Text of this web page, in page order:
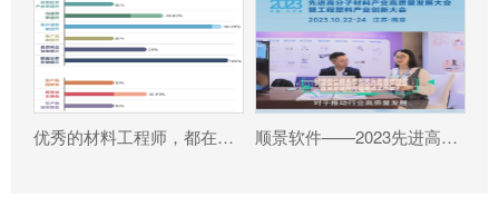
优秀的材料工程师，都在跟这个新朋友打交道! 顺景软件——2023先进高分子材料产业高质量发展大会暨工程塑料产业创新大会